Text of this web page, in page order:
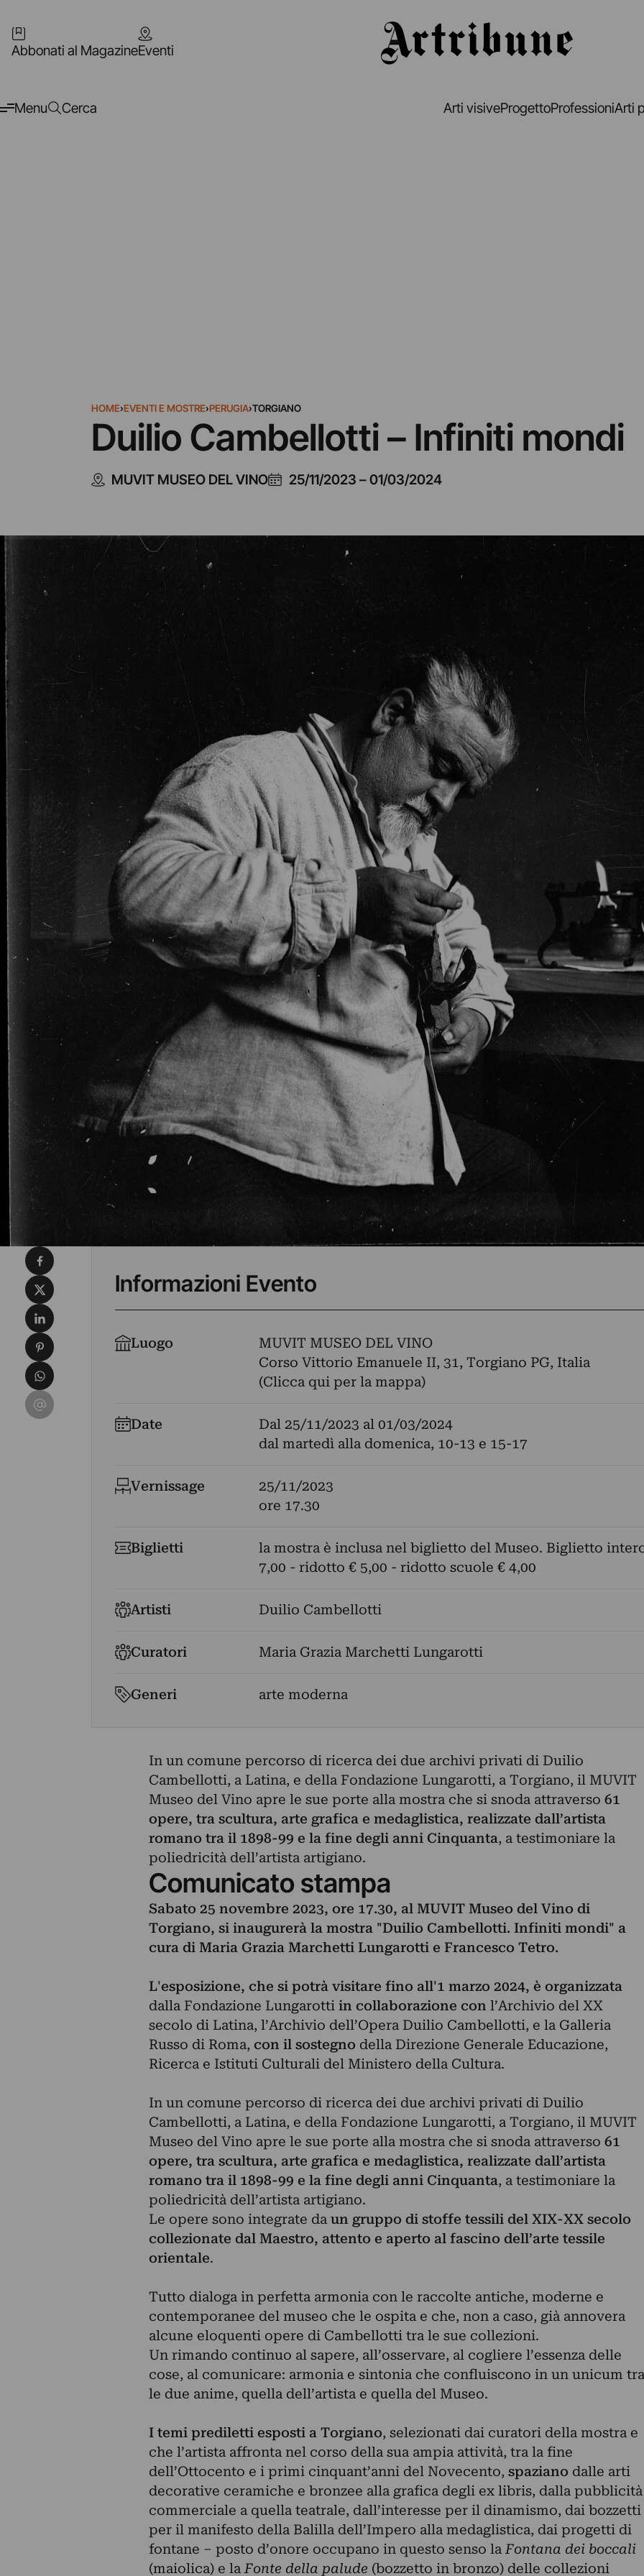
Abbonati al MagazineEventi
Menu Cerca Arti visiveProgettoProfessioniArti
HOME›EVENTI E MOSTRE›PERUGIA›TORGIANO
Duilio Cambellotti – Infiniti mondi
MUVIT MUSEO DEL VINO 25/11/2023 –01/03/2024
Informazioni Evento
Luogo
MUVIT MUSEO DEL VINO
Corso Vittorio Emanuele II, 31, Torgiano PG, Italia
(Clicca qui per la mappa)
Date Dal 25/11/2023 al 01/03/2024
dal martedì alla domenica, 10-13 e 15-17
Vernissage
25/11/2023
ore 17.30
Biglietti
la mostra è inclusa nel biglietto del Museo. Biglietto
7,00 - ridotto € 5,00 - ridotto scuole € 4,00
Artisti Duilio Cambellotti
Curatori Maria Grazia Marchetti Lungarotti
Generi arte moderna
In un comune percorso di ricerca dei due archivi privati di Duilio
Cambellotti, a Latina, e della Fondazione Lungarotti, a Torgiano, il MUVIT
Museo del Vino apre le sue porte alla mostra che si snoda attraverso 61
opere, tra scultura, arte grafica e medaglistica, realizzate dall’artista
romano tra il 1898-99 e la fine degli anni Cinquanta, a testimoniare la
poliedricità dell’artista artigiano.
Comunicato stampa
Sabato 25 novembre 2023, ore 17.30, al MUVIT Museo del Vino di
Torgiano, si inaugurerà la mostra "Duilio Cambellotti. Infiniti mondi" a
cura di Maria Grazia Marchetti Lungarotti e Francesco Tetro.
L'esposizione, che si potrà visitare fino all'1 marzo 2024, è organizzata
dalla Fondazione Lungarotti in collaborazione con l’Archivio del XX
secolo di Latina, l’Archivio dell’Opera Duilio Cambellotti, e la Galleria
Russo di Roma, con il sostegno della Direzione Generale Educazione,
Ricerca e Istituti Culturali del Ministero della Cultura.
In un comune percorso di ricerca dei due archivi privati di Duilio
Cambellotti, a Latina, e della Fondazione Lungarotti, a Torgiano, il MUVIT
Museo del Vino apre le sue porte alla mostra che si snoda attraverso 61
opere, tra scultura, arte grafica e medaglistica, realizzate dall’artista
romano tra il 1898-99 e la fine degli anni Cinquanta, a testimoniare la
poliedricità dell’artista artigiano.
Le opere sono integrate da un gruppo di stoffe tessili del XIX-XX secolo
collezionate dal Maestro, attento e aperto al fascino dell’arte tessile
orientale.
Tutto dialoga in perfetta armonia con le raccolte antiche, moderne e
contemporanee del museo che le ospita e che, non a caso, già annovera
alcune eloquenti opere di Cambellotti tra le sue collezioni.
Un rimando continuo al sapere, all’osservare, al cogliere l’essenza delle
cose, al comunicare: armonia e sintonia che confluiscono in un unicum tra
le due anime, quella dell’artista e quella del Museo.
I temi prediletti esposti a Torgiano, selezionati dai curatori della mostra e
che l’artista affronta nel corso della sua ampia attività, tra la fine
dell’Ottocento e i primi cinquant’anni del Novecento, spaziano dalle arti
decorative ceramiche e bronzee alla grafica degli ex libris, dalla pubblicità
commerciale a quella teatrale, dall’interesse per il dinamismo, dai bozzetti
per il manifesto della Balilla dell’Impero alla medaglistica, dai progetti di
fontane – posto d’onore occupano in questo senso la Fontana dei boccali
(maiolica) e la Fonte della palude (bozzetto in bronzo) delle collezioni
Condividi su Facebook
Condividi su X
Condividi su LinkedIn
Condividi su Pinterest
Condividi su WhatsApp
Condividi su Email